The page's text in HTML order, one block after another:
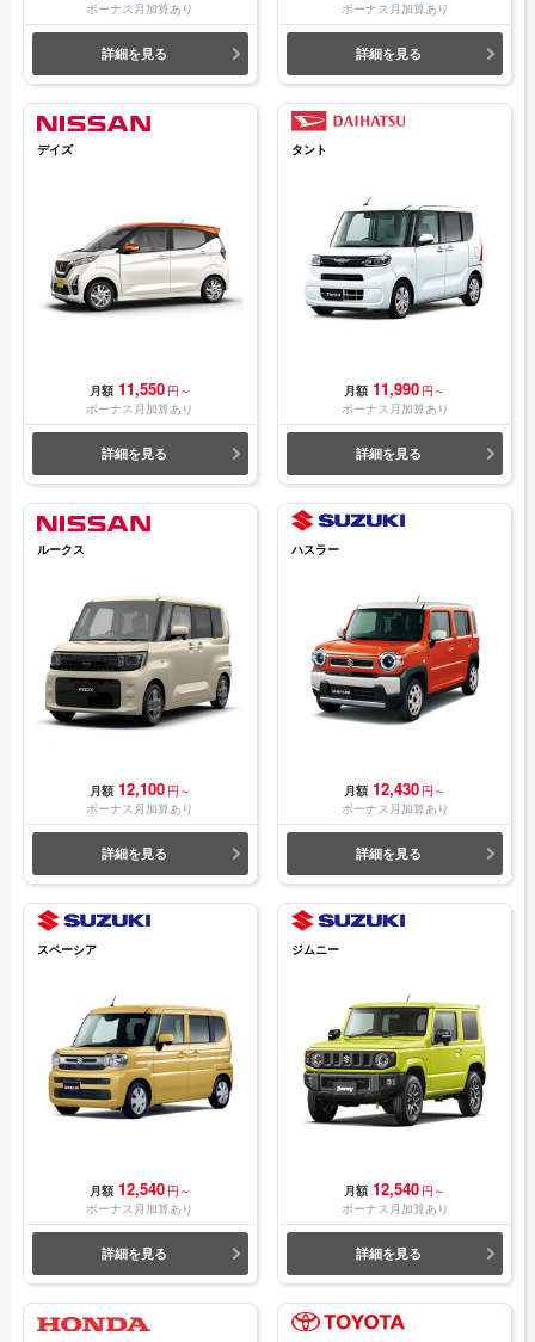
ボーナス月加算あり
詳細を見る
ボーナス月加算あり
詳細を見る
デイズ
月額 11,550 円～
ボーナス月加算あり
詳細を見る
タント
月額 11,990 円～
ボーナス月加算あり
詳細を見る
ルークス
月額 12,100 円～
ボーナス月加算あり
詳細を見る
ハスラー
月額 12,430 円～
ボーナス月加算あり
詳細を見る
スペーシア
月額 12,540 円～
ボーナス月加算あり
詳細を見る
ジムニー
月額 12,540 円～
ボーナス月加算あり
詳細を見る